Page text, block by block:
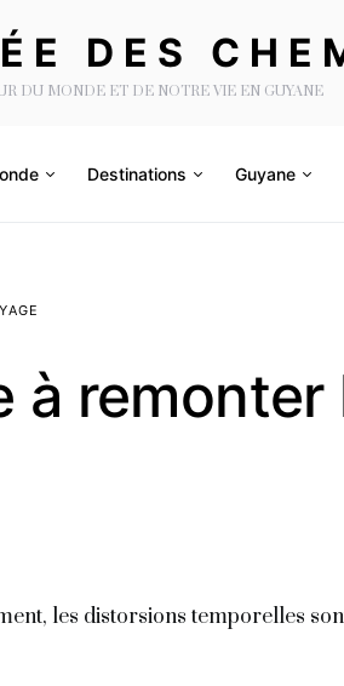
DES
DU MONDE ET DE NOTRE VIE EN GUYANE
Destinations Guyane
à remonter
les distorsions temporelles